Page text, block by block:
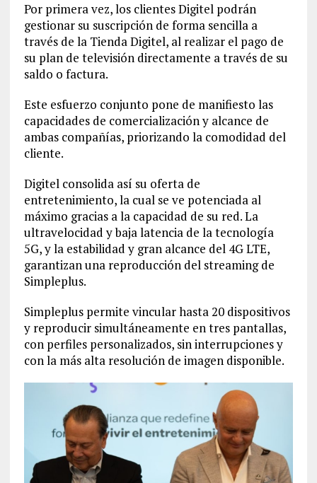
Por primera vez, los clientes Digitel podrán
gestionar su suscripción de forma sencilla a
través de la Tienda Digitel, al realizar el pago de
su plan de televisión directamente a través de su
saldo o factura.
Este esfuerzo conjunto pone de manifiesto las
capacidades de comercialización y alcance de
ambas compañías, priorizando la comodidad del
cliente.
Digitel consolida así su oferta de
entretenimiento, la cual se ve potenciada al
máximo gracias a la capacidad de su red. La
ultravelocidad y baja latencia de la tecnología
5G, y la estabilidad y gran alcance del 4G LTE,
garantizan una reproducción del streaming de
Simpleplus.
Simpleplus permite vincular hasta 20 dispositivos
y reproducir simultáneamente en tres pantallas,
con perfiles personalizados, sin interrupciones y
con la más alta resolución de imagen disponible.